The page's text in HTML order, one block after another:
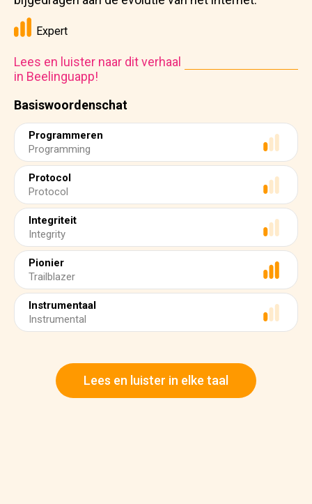
Basiswoordenschat
Programmeren
Programming
Protocol
Protocol
Integriteit
Integrity
Pionier
Trailblazer
Instrumentaal
Instrumental
Expert
Lees en luister naar dit verhaal
in Beelinguapp!
Lees en luister in elke taal